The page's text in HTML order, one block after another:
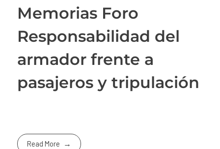
Memorias Foro
Responsabilidad del
armador frente a
pasajeros y tripulación
Read More